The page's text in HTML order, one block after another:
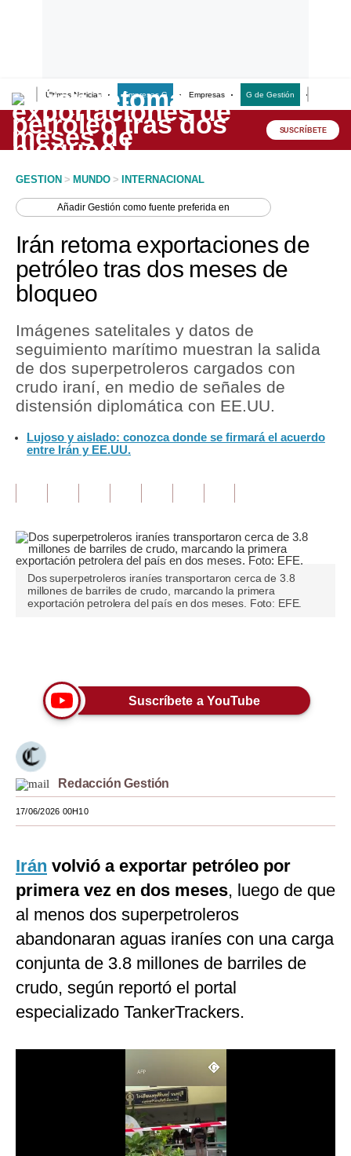
Últimas Noticias Empresas G Empresas G de Gestión
Lo último
Peru Quiosco
Economía
Mercados
Política
Tu Dinero
Finanzas Personales
Inmobiliarias
Opinión
Editorial
Pregunta de hoy
Blogs
Viajes
Estilos
Mundo
España
Internacional
Tecnología
Mix
SUSCRÍBETE
GESTION > MUNDO > INTERNACIONAL
AñadirGestión como fuente preferida en
Irán retoma exportaciones de
petróleo tras dos meses de
bloqueo
Imágenes satelitales y datos de
seguimiento marítimo muestran la salida
de dos superpetroleros cargados con
crudo iraní, en medio de señales de
distensión diplomática con EE.UU.
Lujoso y aislado: conozca donde se firmará el acuerdo
entre Irán y EE.UU.
Dos superpetroleros iraníes transportaron cerca de 3.8
millones de barriles de crudo, marcando la primera
exportación petrolera del país en dos meses. Foto: EFE.
Suscríbete a YouTube
Redacción Gestión
17/06/2026 00H10
Irán volvió a exportar petróleo por
primera vez en dos meses, luego de que
al menos dos superpetroleros
abandonaran aguas iraníes con una carga
conjunta de 3.8 millones de barriles de
crudo, según reportó el portal
especializado TankerTrackers.